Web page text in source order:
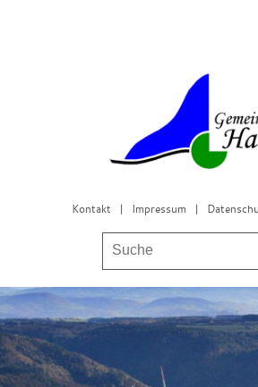
Kontakt | Impressum |
Bürgerservice &
Leben in Hasel